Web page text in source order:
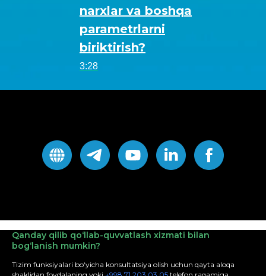
narxlar va boshqa
parametrlarni
biriktirish?
3:28
Qanday qilib qo‘llab-quvvatlash xizmati bilan
bog‘lanish mumkin?
Tizim funksiyalari bo‘yicha konsultatsiya olish uchun qayta aloqa